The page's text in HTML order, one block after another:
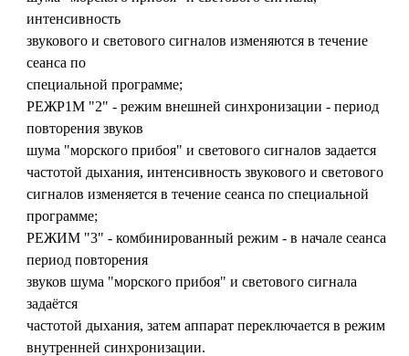
интенсивность
звукового и светового сигналов изменяются в течение
сеанса по
специальной программе;
РЕЖР1М "2" - режим внешней синхронизации - период
повторения звуков
шума "морского прибоя" и светового сигналов задается
частотой дыхания, интенсивность звукового и светового
сигналов изменяется в течение сеанса по специальной
программе;
РЕЖИМ "3" - комбинированный режим - в начале сеанса
период повторения
звуков шума "морского прибоя" и светового сигнала
задаётся
частотой дыхания, затем аппарат переключается в режим
внутренней синхронизации.